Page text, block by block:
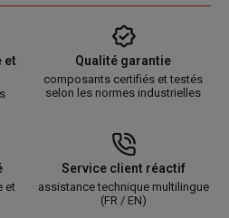
et
Qualité garantie
composants certifiés et testés
selon les normes industrielles
et
Service client réactif
assistance technique multilingue
(FR / EN)